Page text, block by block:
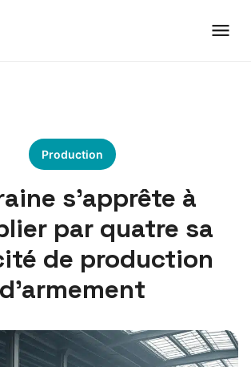
Production
s’apprête à
par quatre sa
de production
d’armement